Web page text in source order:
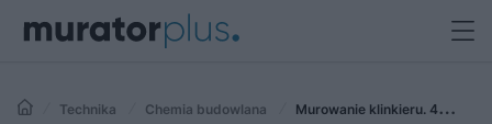
Technika Chemia budowlana
Murowanie klinkieru. 4